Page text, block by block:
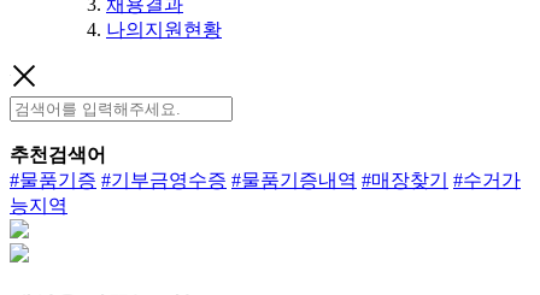
나의지원현황
추천검색어
#물품기증 #기부금영수증 #물품기증내역 #매장찾기
#수거가
능지역